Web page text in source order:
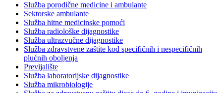
Služba porodične medicine i ambulante
Sektorske ambulante
Služba hitne medicinske pomoći
Služba radiološke dijagnostike
Služba ultrazvučne dijagnostike
Služba zdravstvene zaštite kod specifičnih i nespecifičnih
plućnih oboljenja
Previjalište
Služba laboratorijske dijagnostike
Služba mikrobiologije